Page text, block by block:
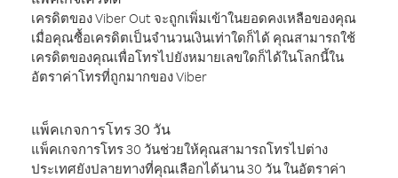
เครดิตของ Viber Out จะถูกเพิ่มเข้าในยอดคงเหลือของคุณ
เมื่อคุณซื้อเครดิตเป็นจำนวนเงินเท่าใดก็ได้ คุณสามารถใช้
เครดิตของคุณเพื่อโทรไปยังหมายเลขใดก็ได้ในโลกนี้ใน
อัตราค่าโทรที่ถูกมากของ Viber
แพ็คเกจการโทร 30 วัน
แพ็คเกจการโทร 30 วันช่วยให้คุณสามารถโทรไปต่าง
ประเทศยังปลายทางที่คุณเลือกได้นาน 30 วัน ในอัตราค่า